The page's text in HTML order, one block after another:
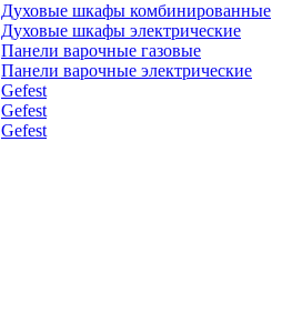
Духовые шкафы комбинированные
Духовые шкафы электрические
Панели варочные газовые
Панели варочные электрические
Gefest
Gefest
Gefest